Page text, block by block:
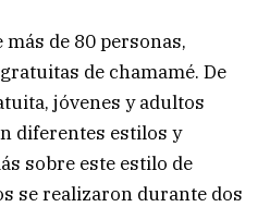
de 80 personas,
de chamamé. De
jóvenes y adultos
diferentes estilos y
sobre este estilo de
se realizaron durante dos